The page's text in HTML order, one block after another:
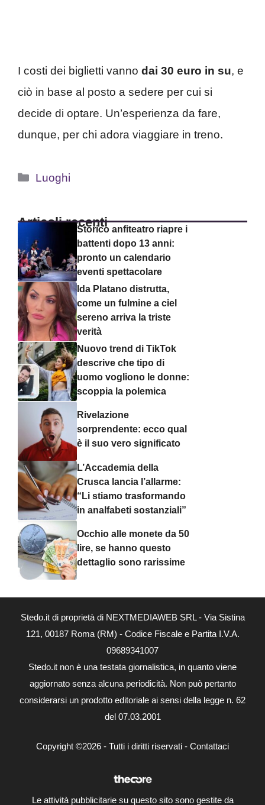
I costi dei biglietti vanno dai 30 euro in su, e
ciò in base al posto a sedere per cui si
decide di optare. Un’esperienza da fare,
dunque, per chi adora viaggiare in treno.
Categorie
Luoghi
Articoli recentiStorico anfiteatro riapre i
battenti dopo 13 anni:
pronto un calendario
eventi spettacolare
Ida Platano distrutta,
come un fulmine a ciel
sereno arriva la triste
verità
Nuovo trend di TikTok
descrive che tipo di
uomo vogliono le donne:
scoppia la polemica
Rivelazione
sorprendente: ecco qual
è il suo vero significato
L’Accademia della
Crusca lancia l’allarme:
“Li stiamo trasformando
in analfabeti sostanziali”
Occhio alle monete da 50
lire, se hanno questo
dettaglio sono rarissime
Stedo.it di proprietà di NEXTMEDIAWEB SRL - Via Sistina
121, 00187 Roma (RM) - Codice Fiscale e Partita I.V.A.
09689341007
Stedo.it non è una testata giornalistica, in quanto viene
aggiornato senza alcuna periodicità. Non può pertanto
considerarsi un prodotto editoriale ai sensi della legge n. 62
del 07.03.2001
Copyright ©2026 - Tutti i diritti riservati - Contattaci
Le attività pubblicitarie su questo sito sono gestite da